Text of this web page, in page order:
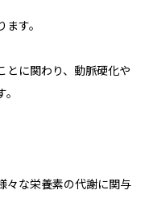
す。
とに関わり、動脈硬化や
々な栄養素の代謝に関与